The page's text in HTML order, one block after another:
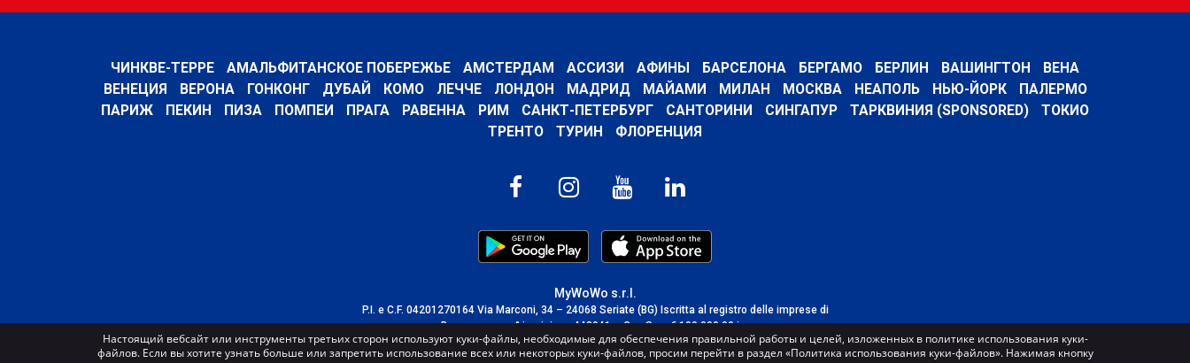
ЧИНКВЕ-ТЕРРЕ АМАЛЬФИТАНСКОЕ ПОБЕРЕЖЬЕ АМСТЕРДАМ АССИЗИ АФИНЫ БАРСЕЛОНА БЕРГАМО БЕРЛИН ВАШИНГТОН
ВЕНА
ВЕНЕЦИЯ
ВЕРОНА ГОНКОНГ ДУБАЙ КОМО ЛЕЧЧЕ ЛОНДОН МАДРИД МАЙАМИ МИЛАН МОСКВА НЕАПОЛЬ НЬЮ-ЙОРК
ПАЛЕРМО
ПАРИЖ
ПЕКИН ПИЗА ПОМПЕИ ПРАГА РАВЕННА РИМ САНКТ-ПЕТЕРБУРГ САНТОРИНИ СИНГАПУР ТАРКВИНИЯ (SPONSORED)
ТОКИО
ТРЕНТО
ТУРИН ФЛОРЕНЦИЯ
MyWoWo s.r.l.
P.I. e C.F. 04201270164 Via Marconi, 34 – 24068 Seriate (BG) Iscritta al registro delle imprese di
Bergamo con n° iscrizione 443941 – Cap.Soc. € 100.000,00 i.v.
TERMS AND CONDITIONS-CREDITS
Настоящий вебсайт или инструменты третьих сторон используют куки-файлы, необходимые для обеспечения правильной работы и целей, изложенных в политике использования куки-
файлов. Если вы хотите узнать больше или запретить использование всех или некоторых куки-файлов, просим перейти в раздел «Политика использования куки-файлов». Нажимая кнопку